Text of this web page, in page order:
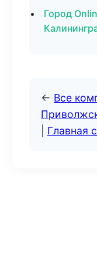
Город
← Все
Главная